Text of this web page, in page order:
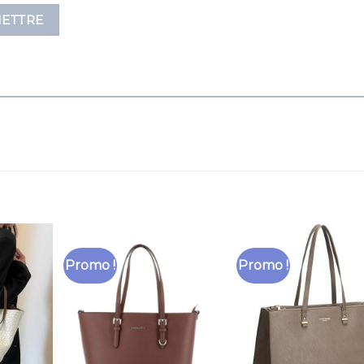
Promo ! Promo !